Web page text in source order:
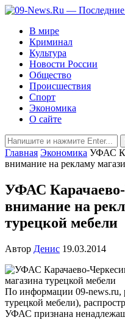
В мире
Криминал
Культура
Новости России
Общество
Происшествия
Спорт
Экономика
О сайте
Главная Экономика УФАС
внимание на рекламу
УФАС
внимание на
турецкой мебели
Автор Денис 19.03.2014
По информации 09-news.ru,
турецкой мебели),
УФАС признана